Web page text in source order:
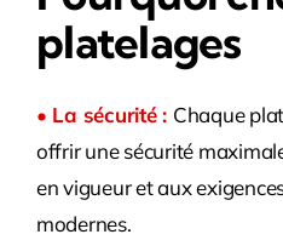
platelages
• La sécurité : Chaque
offrir une sécurité
en vigueur et aux
modernes.